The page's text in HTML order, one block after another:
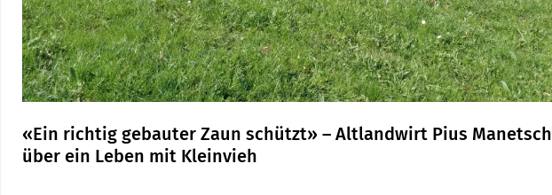
«Ein richtig gebauter Zaun schützt» – Altlandwirt Pius Manetsch
über ein Leben mit Kleinvieh